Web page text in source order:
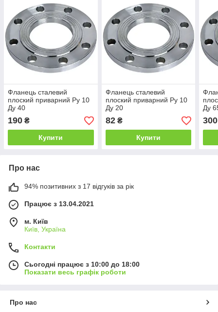
Фланець сталевий
плоский приварний Ру 10
Ду 40
190 ₴
Купити
Фланець сталевий
плоский приварний Ру 10
Ду 20
82₴
Купити
Ду
300
Про нас
94% позитивних з 17 відгуків за рік
Працює з 13.04.2021
м. Київ
Київ, Україна
Контакти
Сьогодні працює з 10:00 до 18:00
Показати весь графік роботи
Про нас